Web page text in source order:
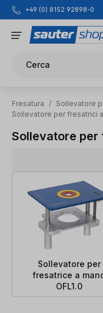
Passa al contenuto
+49 (0) 8152 92898-0
Cerca
Fresatura / Sollevatore
Sollevatore per fresatrici
Sollevatore
Sollevatore per
fresatrice a
OFL1.0